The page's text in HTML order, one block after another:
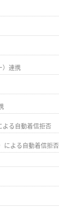
）連携
よる自動着信拒否
による自動着信拒否